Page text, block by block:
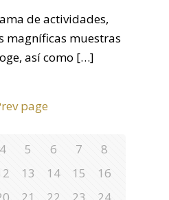
de actividades,
magníficas muestras
así como […]
page
4 5 6 7
8
13 14 15
16